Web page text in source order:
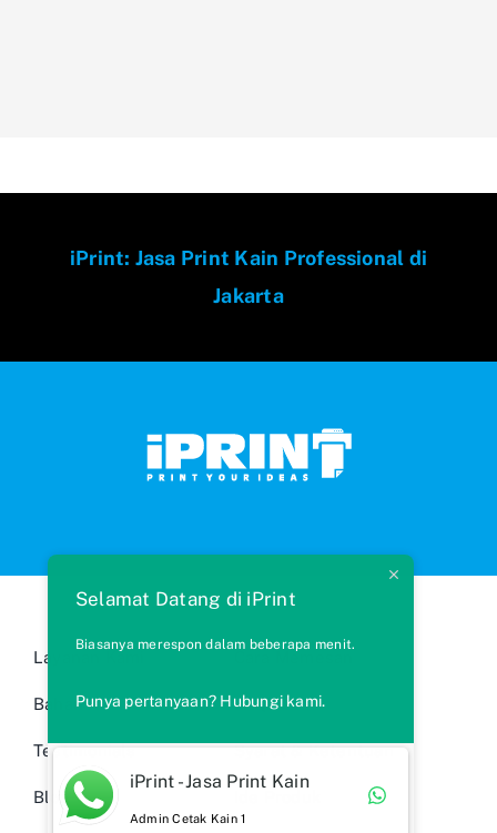
iPrint: Jasa Print Kain Professional di
Jakarta
Layanan Kami
Bahan Kain
Testimonials
Blog
Cara Memesan
FAQs
Selamat Datang di iPrint
Biasanya merespon dalam beberapa menit.
Punya pertanyaan? Hubungi kami.
iPrint - Jasa Print Kain
Admin Cetak Kain 1